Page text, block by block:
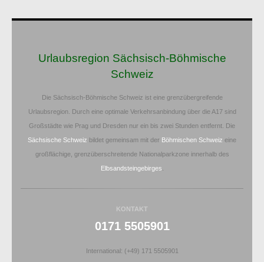
Urlaubsregion Sächsisch-Böhmische
Schweiz
Die Sächsisch-Böhmische Schweiz ist eine grenzübergreifende
Urlaubsregion. Durch eine optimale Verkehrsanbindung über die A17 sind
Großstädte wie Prag und Dresden nur ein bis zwei Stunden entfernt. Die
Sächsische Schweiz bildet gemeinsam mit der Böhmischen Schweiz eine
großflächige, grenzüberschreitende Nationalparkzone innerhalb des
Elbsandsteingebirges
KONTAKT
0171 5505901
International: (+49) 171 5505901